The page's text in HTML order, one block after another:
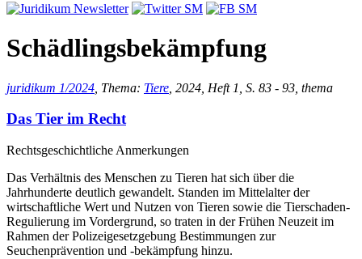
Schädlingsbekämpfung
juridikum 1/2024 , Thema: Tiere , 2024, Heft 1, S. 83 - 93, thema
Das Tier im Recht
Rechtsgeschichtliche Anmerkungen
Das Verhältnis des Menschen zu Tieren hat sich über die
Jahrhunderte deutlich gewandelt. Standen im Mittelalter der
wirtschaftliche Wert und Nutzen von Tieren sowie die Tierschaden-
Regulierung im Vordergrund, so traten in der Frühen Neuzeit im
Rahmen der Polizeigesetzgebung Bestimmungen zur
Seuchenprävention und -bekämpfung hinzu.